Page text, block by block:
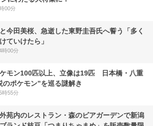
00分
今田美桜、急逝した東野圭吾氏へ誓う「多く
ていけたら」
時00分
モン100匹以上、立像は19匹 日本橋・八重
のポケモン”を巡る謎解き
時55分
苑内のレストラン・森のビアガーデンで新潟